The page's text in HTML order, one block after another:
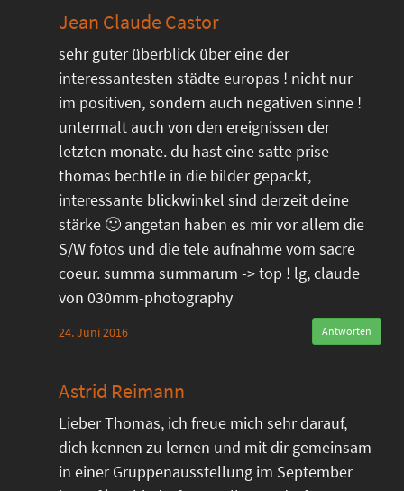
Jean Claude Castor
sehr guter überblick über eine der
interessantesten städte europas ! nicht nur
im positiven, sondern auch negativen sinne !
untermalt auch von den ereignissen der
letzten monate. du hast eine satte prise
thomas bechtle in die bilder gepackt,
interessante blickwinkel sind derzeit deine
stärke 🙂 angetan haben es mir vor allem die
S/W fotos und die tele aufnahme vom sacre
coeur. summa summarum -> top ! lg, claude
von 030mm-photography
24. Juni 2016 Antworten
Astrid Reimann
Lieber Thomas, ich freue mich sehr darauf,
dich kennen zu lernen und mit dir gemeinsam
in einer Gruppenausstellung im September